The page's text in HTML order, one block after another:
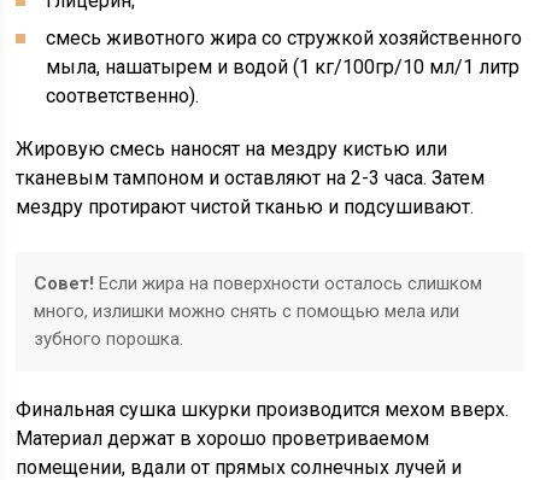
смесь животного жира со стружкой хозяйственного
мыла, нашатырем и водой (1 кг/100гр/10 мл/1 литр
соответственно).
Жировую смесь наносят на мездру кистью или
тканевым тампоном и оставляют на 2-3 часа. Затем
мездру протирают чистой тканью и подсушивают.
Совет! Если жира на поверхности осталось слишком
много, излишки можно снять с помощью мела или
зубного порошка.
Финальная сушка шкурки производится мехом вверх.
Материал держат в хорошо проветриваемом
помещении, вдали от прямых солнечных лучей и